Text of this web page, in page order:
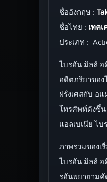
ชื่ออังกฤษ :
ชื่อไทย : เทค
ประเภท :
ไบรอัน มิลล์ อ
อดีตภริยาของ
ฝรั่งเศสกับ อ
โทรศัพท์ดังขึ้
แอลเบเนีย ไ
ภาพรวมของเ
ไบรอัน มิลล์ อ
รอันพยายามคั